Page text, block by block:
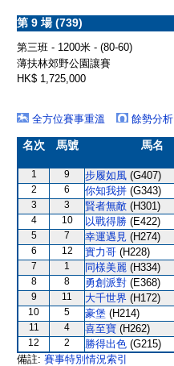
第 9 場 (739)
第三班 - 1200米 - (80-60)
薄扶林郊野公園讓賽
HK$ 1,725,000
全方位賽事重溫
餘勢分析
名次 馬號 馬名
1 9 步履如風 (G407)
2 6 你知我拼 (G343)
3 3 賢者無敵 (H301)
4 10 以戰得勝 (E422)
5 7 幸運遇見 (H274)
6 12 實力哥 (H228)
7 1 同樣美麗 (H334)
8 8 勇創派對 (E368)
9 11 大千世界 (H172)
10 5 豪堡 (H214)
11 4 喜至寶 (H262)
12 2 勝得出色 (G215)
備註: 賽事特別情況索引